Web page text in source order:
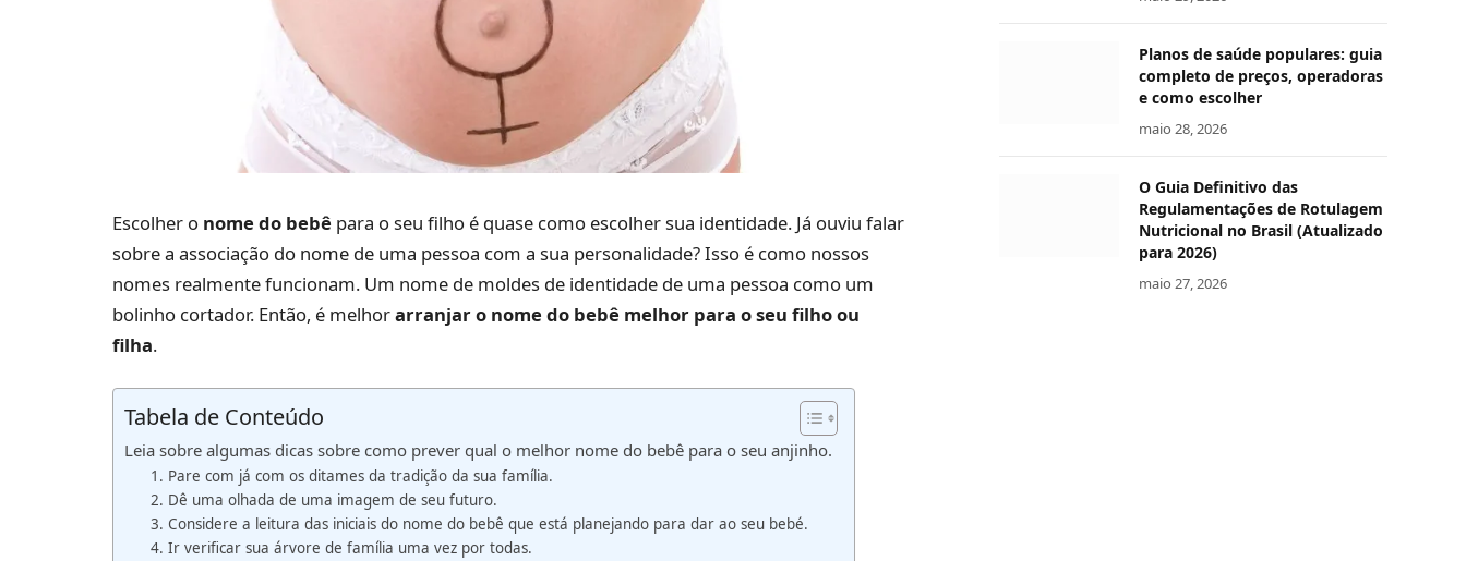
Escolher o nome do bebê para o seu filho é quase como escolher sua identidade. Já ouviu falar
sobre a associação do nome de uma pessoa com a sua personalidade? Isso é como nossos
nomes realmente funcionam. Um nome de moldes de identidade de uma pessoa como um
bolinho cortador. Então, é melhorarranjar o nome do bebê melhor para o seu filho ou
filha.
Tabela de Conteúdo
Leia sobre algumas dicas sobre como prever qual o melhor nome do bebê para o seu anjinho.
1. Pare com já com os ditames da tradição da sua família.
2. Dê uma olhada de uma imagem de seu futuro.
3. Considere a leitura das iniciais do nome do bebê que está planejando para dar ao seu bebé.
4. Ir verificar sua árvore de família uma vez por todas.
Planos de saúde populares: guia
completo de preços, operadoras
e como escolher
maio 28, 2026
O Guia Definitivo das
Regulamentações de Rotulagem
Nutricional no Brasil (Atualizado
para 2026)
maio 27, 2026